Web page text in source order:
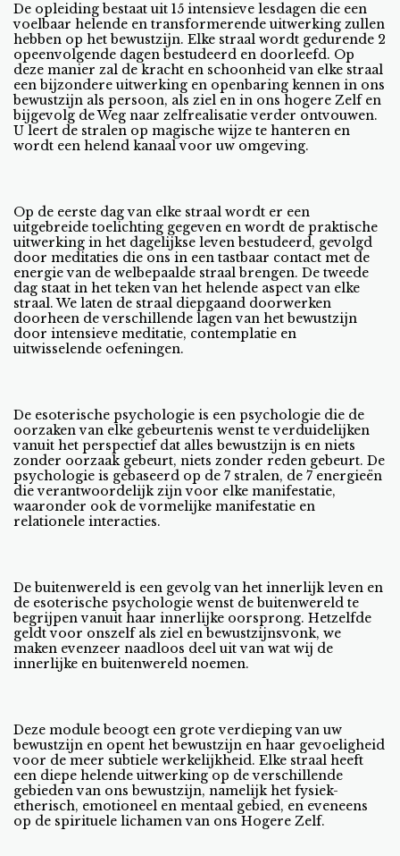
De opleiding bestaat uit 15 intensieve lesdagen die een
voelbaar helende en transformerende uitwerking zullen
hebben op het bewustzijn. Elke straal wordt gedurende 2
opeenvolgende dagen bestudeerd en doorleefd. Op
deze manier zal de kracht en schoonheid van elke straal
een bijzondere uitwerking en openbaring kennen in ons
bewustzijn als persoon, als ziel en in ons hogere Zelf en
bijgevolg de Weg naar zelfrealisatie verder ontvouwen.
U leert de stralen op magische wijze te hanteren en
wordt een helend kanaal voor uw omgeving.
Op de eerste dag van elke straal wordt er een
uitgebreide toelichting gegeven en wordt de praktische
uitwerking in het dagelijkse leven bestudeerd, gevolgd
door meditaties die ons in een tastbaar contact met de
energie van de welbepaalde straal brengen. De tweede
dag staat in het teken van het helende aspect van elke
straal. We laten de straal diepgaand doorwerken
doorheen de verschillende lagen van het bewustzijn
door intensieve meditatie, contemplatie en
uitwisselende oefeningen.
De esoterische psychologie is een psychologie die de
oorzaken van elke gebeurtenis wenst te verduidelijken
vanuit het perspectief dat alles bewustzijn is en niets
zonder oorzaak gebeurt, niets zonder reden gebeurt. De
psychologie is gebaseerd op de 7 stralen, de 7 energieën
die verantwoordelijk zijn voor elke manifestatie,
waaronder ook de vormelijke manifestatie en
relationele interacties.
De buitenwereld is een gevolg van het innerlijk leven en
de esoterische psychologie wenst de buitenwereld te
begrijpen vanuit haar innerlijke oorsprong. Hetzelfde
geldt voor onszelf als ziel en bewustzijnsvonk, we
maken evenzeer naadloos deel uit van wat wij de
innerlijke en buitenwereld noemen.
Deze module beoogt een grote verdieping van uw
bewustzijn en opent het bewustzijn en haar gevoeligheid
voor de meer subtiele werkelijkheid. Elke straal heeft
een diepe helende uitwerking op de verschillende
gebieden van ons bewustzijn, namelijk het fysiek-
etherisch, emotioneel en mentaal gebied, en eveneens
op de spirituele lichamen van ons Hogere Zelf.